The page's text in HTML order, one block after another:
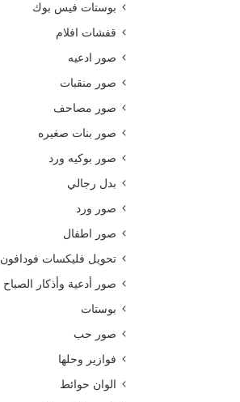
بوستات فيس بوك
قفشات افلام
صور ادعيه
صور منقبات
صور مصاحف
صور بنات صغيره
صور بوكيه ورد
بدل رجالي
صور ورد
صور اطفال
تحويل فليكسات فودافون
صور أدعية وأذكار الصباح
بوستات
صور حب
فوازير وحلها
الوان حوائط